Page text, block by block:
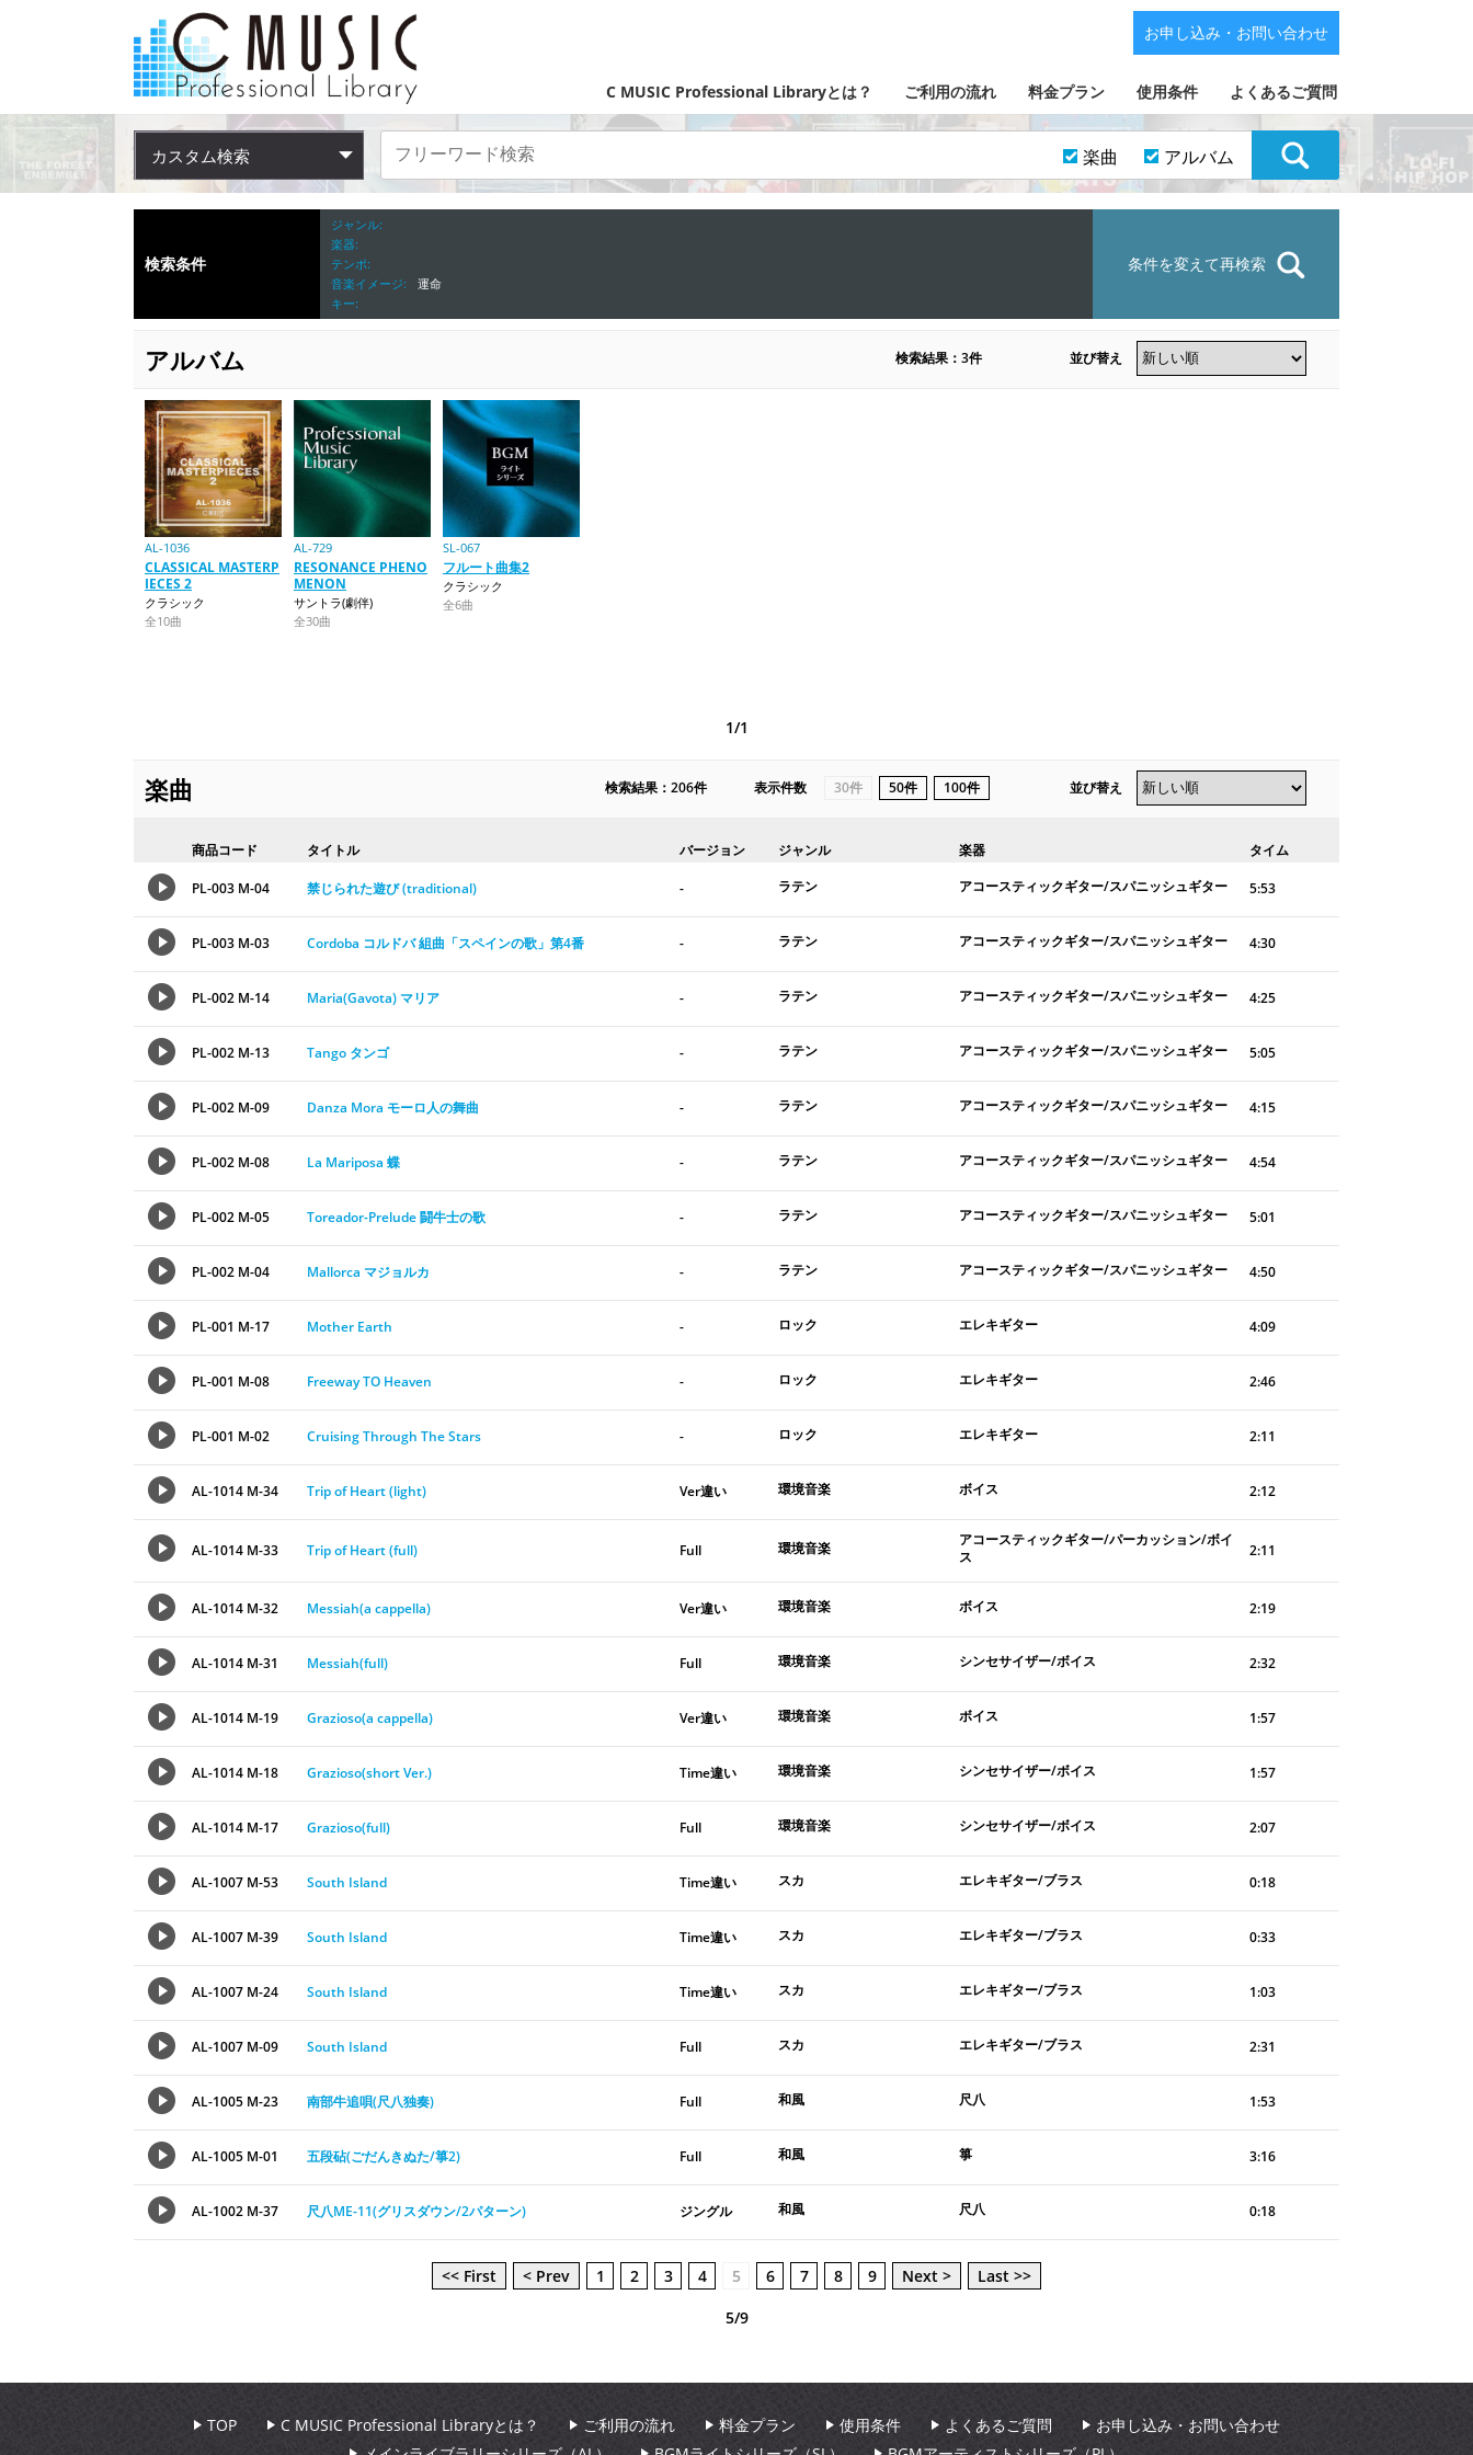
C MUSIC Professional Libraryとは？ ご利用の流れ 料金プラン 使用条件 よくあるご質問
お申し込み・お問い合わせ
カスタム検索 楽曲 アルバム
検索条件
ジャンル
楽器
テンポ
音楽イメージ
運命
キー
条件を変えて再検索
アルバム 検索結果：3件 並び替え
AL-1036
CLASSICAL MASTERP
IECES 2
クラシック
全10曲
AL-729
RESONANCE PHENO
MENON
サントラ(劇伴)
全30曲
SL-067
フルート曲集2
クラシック
全6曲
1/1
楽曲 検索結果：206件 表示件数 30件 50件 100件 並び替え
商品コード タイトル バージョン ジャンル 楽器 タイム
PL-003 M-04 禁じられた遊び (traditional) - ラテン アコースティックギター/スパニッシュギター 5:53
PL-003 M-03 Cordoba コルドバ 組曲「スペインの歌」第4番 - ラテン アコースティックギター/スパニッシュギター 4:30
PL-002 M-14 Maria(Gavota) マリア - ラテン アコースティックギター/スパニッシュギター 4:25
PL-002 M-13 Tango タンゴ - ラテン アコースティックギター/スパニッシュギター 5:05
PL-002 M-09 Danza Mora モーロ人の舞曲 - ラテン アコースティックギター/スパニッシュギター 4:15
PL-002 M-08 La Mariposa 蝶 - ラテン アコースティックギター/スパニッシュギター 4:54
PL-002 M-05 Toreador-Prelude 闘牛士の歌 - ラテン アコースティックギター/スパニッシュギター 5:01
PL-002 M-04 Mallorca マジョルカ - ラテン アコースティックギター/スパニッシュギター 4:50
PL-001 M-17 Mother Earth - ロック エレキギター 4:09
PL-001 M-08 Freeway TO Heaven - ロック エレキギター 2:46
PL-001 M-02 Cruising Through The Stars - ロック エレキギター 2:11
AL-1014 M-34 Trip of Heart (light) Ver違い 環境音楽 ボイス 2:12
AL-1014 M-33 Trip of Heart (full) Full 環境音楽
アコースティックギター/パーカッション/ボイ
ス
2:11
AL-1014 M-32 Messiah(a cappella) Ver違い 環境音楽 ボイス 2:19
AL-1014 M-31 Messiah(full) Full 環境音楽 シンセサイザー/ボイス 2:32
AL-1014 M-19 Grazioso(a cappella) Ver違い 環境音楽 ボイス 1:57
AL-1014 M-18 Grazioso(short Ver.) Time違い 環境音楽 シンセサイザー/ボイス 1:57
AL-1014 M-17 Grazioso(full) Full 環境音楽 シンセサイザー/ボイス 2:07
AL-1007 M-53 South Island Time違い スカ エレキギター/ブラス 0:18
AL-1007 M-39 South Island Time違い スカ エレキギター/ブラス 0:33
AL-1007 M-24 South Island Time違い スカ エレキギター/ブラス 1:03
AL-1007 M-09 South Island Full スカ エレキギター/ブラス 2:31
AL-1005 M-23 南部牛追唄(尺八独奏) Full 和風 尺八 1:53
AL-1005 M-01 五段砧(ごだんきぬた/箏2) Full 和風 箏 3:16
AL-1002 M-37 尺八ME-11(グリスダウン/2パターン) ジングル 和風 尺八 0:18
<< First < Prev 1 2 3 4 5 6 7 8 9 Next >
Last >>
5/9
TOP C MUSIC Professional Libraryとは？ ご利用の流れ 料金プラン 使用条件 よくあるご質問
お申し込み・お問い合わせ